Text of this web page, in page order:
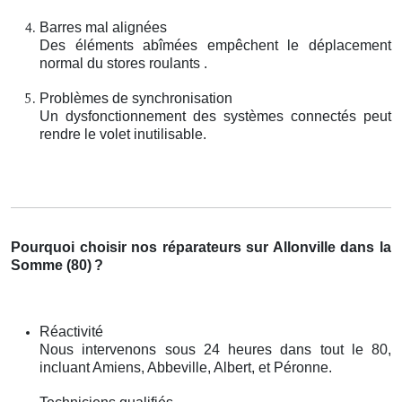
Barres mal alignées
Des éléments abîmées empêchent le déplacement
normal du stores roulants .
Problèmes de synchronisation
Un dysfonctionnement des systèmes connectés peut
rendre le volet inutilisable.
Pourquoi choisir nos réparateurs sur Allonville dans la
Somme (80) ?
Réactivité
Nous intervenons sous 24 heures dans tout le 80,
incluant Amiens, Abbeville, Albert, et Péronne.